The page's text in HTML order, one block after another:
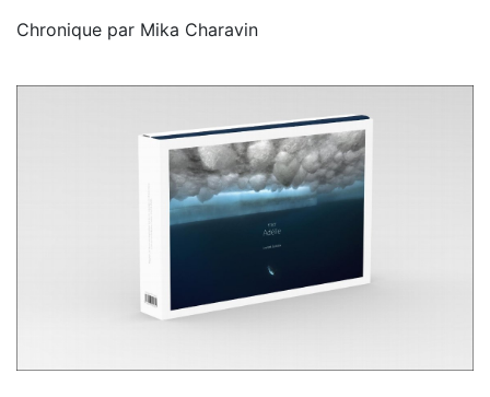
Chronique par Mika Charavin